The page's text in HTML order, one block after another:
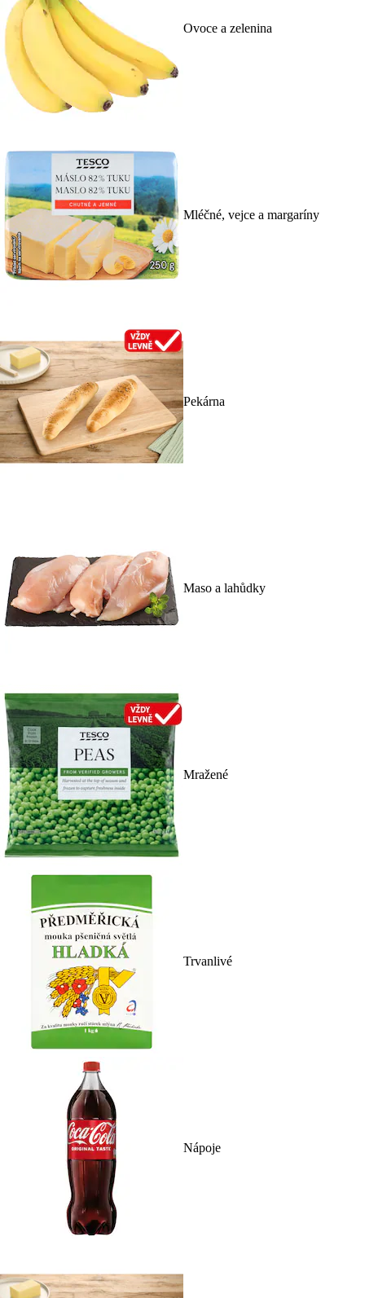
Ovoce a zelenina
Mléčné, vejce a margaríny
Pekárna
Maso a lahůdky
Mražené
Trvanlivé
Nápoje